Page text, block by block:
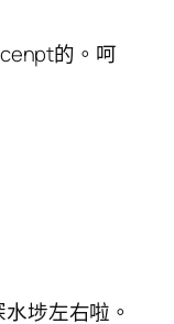
的。呵
埗左右啦。